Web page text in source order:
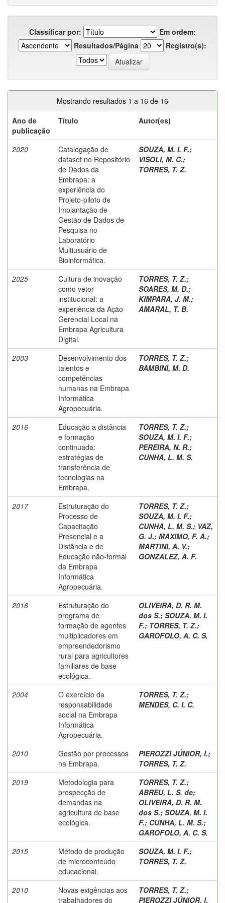
Classificar por:
Em ordem:
Resultados/Página
Registro(s):
Mostrando resultados 1 a 16 de 16
Ano de
publicação
Título Autor(es)
2020
Catalogação de
dataset no Repositório
de Dados da
Embrapa: a
experiência do
Projeto-piloto de
Implantação de
Gestão de Dados de
Pesquisa no
Laboratório
Multiusuário de
Bioinformática.
SOUZA, M. I. F.;
VISOLI, M. C.;
TORRES, T. Z.
2025
Cultura de inovação
como vetor
institucional: a
experiência da Ação
Gerencial Local na
Embrapa Agricultura
Digital.
TORRES, T. Z.;
SOARES, M. D.;
KIMPARA, J. M.;
AMARAL, T. B.
2003
Desenvolvimento dos
talentos e
competências
humanas na Embrapa
Informática
Agropecuária.
TORRES, T. Z.;
BAMBINI, M. D.
2016
Educação a distância
e formação
continuada:
estratégias de
transferência de
tecnologias na
Embrapa.
TORRES, T. Z.;
SOUZA, M. I. F.;
PEREIRA, N. R.;
CUNHA, L. M. S.
2017
Estruturação do
Processo de
Capacitação
Presencial e a
Distância e de
Educação não-formal
da Embrapa
Informática
Agropecuária.
TORRES, T. Z.;
SOUZA, M. I. F.;
CUNHA, L. M. S.; VAZ,
G. J.; MAXIMO, F. A.;
MARTINI, A. V.;
GONZALEZ, A. F.
2016
Estruturação do
programa de
formação de agentes
multiplicadores em
empreendedorismo
rural para agricultores
familiares de base
ecológica.
OLIVEIRA, D. R. M.
dos S.; SOUZA, M. I.
F.; TORRES, T. Z.;
GAROFOLO, A. C. S.
2004
O exercício da
responsabilidade
social na Embrapa
Informática
Agropecuária.
TORRES, T. Z.;
MENDES, C. I. C.
2010
Gestão por processos
na Embrapa.
PIEROZZI JÚNIOR, I.;
TORRES, T. Z.
2019
Metodologia para
prospecção de
demandas na
agricultura de base
ecológica.
TORRES, T. Z.;
ABREU, L. S. de;
OLIVEIRA, D. R. M.
dos S.; SOUZA, M. I.
F.; CUNHA, L. M. S.;
GAROFOLO, A. C. S.
2015
Método de produção
de microconteúdo
educacional.
SOUZA, M. I. F.;
TORRES, T. Z.
2010
Novas exigências aos
trabalhadores do
TORRES, T. Z.;
PIEROZZI JÚNIOR, I.